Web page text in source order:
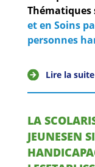
Thématiques
et en Soins
personnes
Lire la suite
LA
JEUNESEN